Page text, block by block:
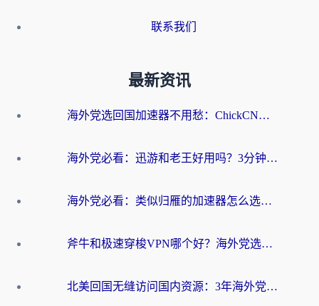
联系我们
最新资讯
海外党选回国加速器不用愁：ChickCN和洞见哪个好？一篇搞定所有疑问
海外党必看：迅游和老王好用吗？3分钟选对加速国内网络的加速器
海外党必看：类似归雁的加速器怎么选？一篇搞定无缝访问国内资源
斧牛和极速穿梭VPN哪个好？海外党选回国加速器必看的真实对比与避坑指南
北美回国无缝访问国内资源：3年海外党亲测的加速器选择指南